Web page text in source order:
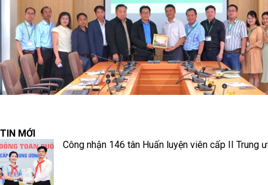
TIN MỚI
Công nhận 146 tân Huấn luyện viên cấp II Trung